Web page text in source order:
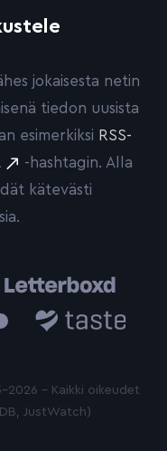
jokaisesta netin
tiedon uusista
esimerkiksi RSS-
-hashtagin. Alla
kätevästi
2026 - Kaikki oikeudet
JustWatch)